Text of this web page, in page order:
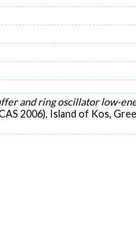
and ring oscillator low-
2006), Island of Kos,